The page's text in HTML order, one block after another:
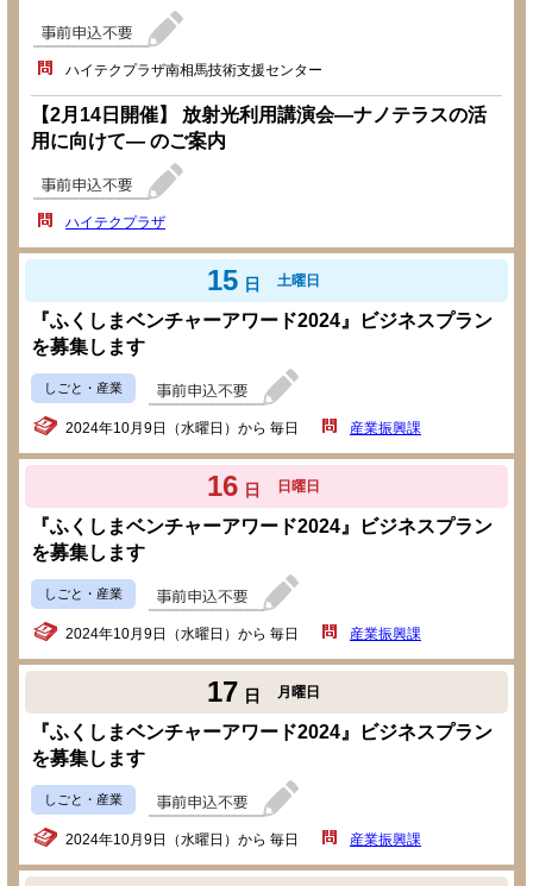
ハイテクプラザ南相馬技術支援センター
【2月14日開催】 放射光利用講演会―ナノテラスの活
用に向けて― のご案内
ハイテクプラザ
15 日 土曜日
『ふくしまベンチャーアワード2024』ビジネスプラン
を募集します
しごと・産業
2024年10月9日（水曜日）から 毎日 産業振興課
16 日 日曜日
『ふくしまベンチャーアワード2024』ビジネスプラン
を募集します
しごと・産業
2024年10月9日（水曜日）から 毎日 産業振興課
17 日 月曜日
『ふくしまベンチャーアワード2024』ビジネスプラン
を募集します
しごと・産業
2024年10月9日（水曜日）から 毎日 産業振興課